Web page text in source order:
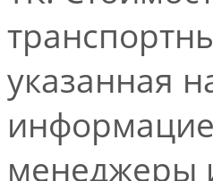
указанная
менеджеры